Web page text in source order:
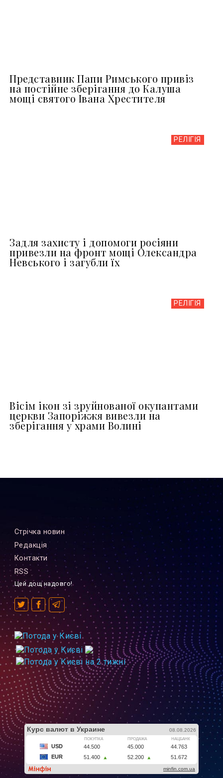
Представник Папи Римського привіз
на постійне зберігання до Калуша
мощі святого Івана Хрестителя
РЕЛІГІЯ
Задля захисту і допомоги росіяни
привезли на фронт мощі Олександра
Невського і загубли їх
РЕЛІГІЯ
Вісім ікон зі зруйнованої окупантами
церкви Запоріжжя вивезли на
зберігання у храми Волині
Стрiчка новин
Редакцiя
Контакти
RSS
Цей дощ надовго!